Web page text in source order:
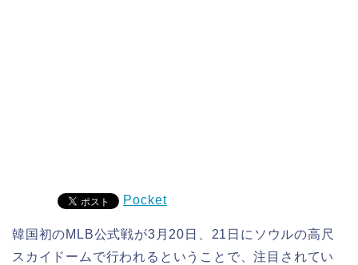
Pocket
韓国初のMLB公式戦が3月20日、21日にソウルの高尺
スカイドームで行われるということで、注目されてい